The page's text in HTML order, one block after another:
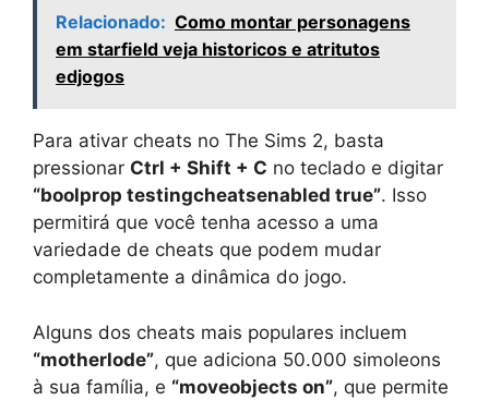
Relacionado: Como montar personagens
em starfield veja historicos e atritutos
edjogos
Para ativar cheats no The Sims 2, basta
pressionar Ctrl + Shift + C no teclado e digitar
“boolprop testingcheatsenabled true”. Isso
permitirá que você tenha acesso a uma
variedade de cheats que podem mudar
completamente a dinâmica do jogo.
Alguns dos cheats mais populares incluem
“motherlode”, que adiciona 50.000 simoleons
à sua família, e “moveobjects on”, que permite